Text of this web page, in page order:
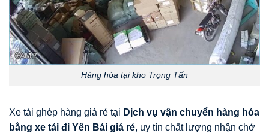
Hàng hóa tại kho Trọng Tấn
Xe tải ghép hàng giá rẻ tại Dịch vụ vận chuyển hàng hóa
bằng xe tải đi Yên Bái giá rẻ, uy tín chất lượng nhận chở